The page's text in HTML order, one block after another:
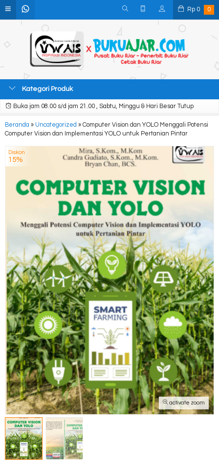
Rp 0 0
Kategori Produk
Buka jam 08.00 s/d jam 21.00 , Sabtu, Minggu & Hari Besar Tutup
Beranda » Uncategorized » Computer Vision dan YOLO Menggali Potensi
Computer Vision dan Implementasi YOLO untuk Pertanian Pintar
activate zoom
Diskon
15%